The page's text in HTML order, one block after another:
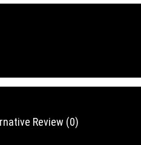
Review (0)